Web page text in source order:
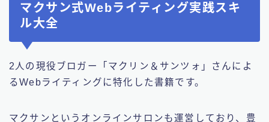
マクサン式Webライティング実践スキ
ル大全
2人の現役ブロガー「マクリン＆サンツォ」さんによ
るWebライティングに特化した書籍です。
マクサンというオンラインサロンも運営しており、豊